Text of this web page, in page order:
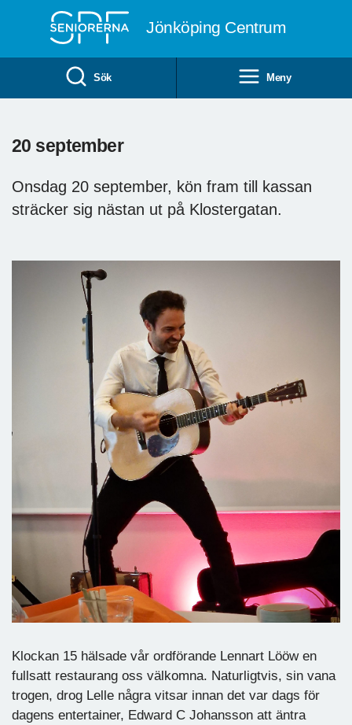
Jönköping Centrum
Sök Meny
20 september
Onsdag 20 september, kön fram till kassan
sträcker sig nästan ut på Klostergatan.
Klockan 15 hälsade vår ordförande Lennart Lööw en
fullsatt restaurang oss välkomna. Naturligtvis, sin vana
trogen, drog Lelle några vitsar innan det var dags för
dagens entertainer, Edward C Johansson att äntra